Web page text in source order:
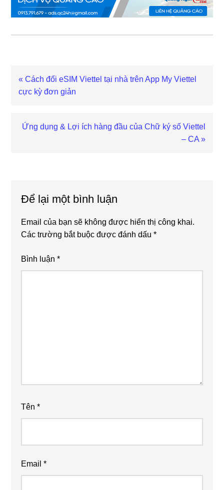
Bài
viết
« Cách đổi eSIM Viettel tại nhà trên App My Viettel
cực kỳ đơn giản
Bài
Ứng dụng & Lợi ích hàng đầu của Chữ ký số Viettel
– CA »
Để lại một bình luận
Email của bạn sẽ không được hiển thị công khai.
Các trường bắt buộc được đánh dấu*
Bình luận*
Tên*
Email*